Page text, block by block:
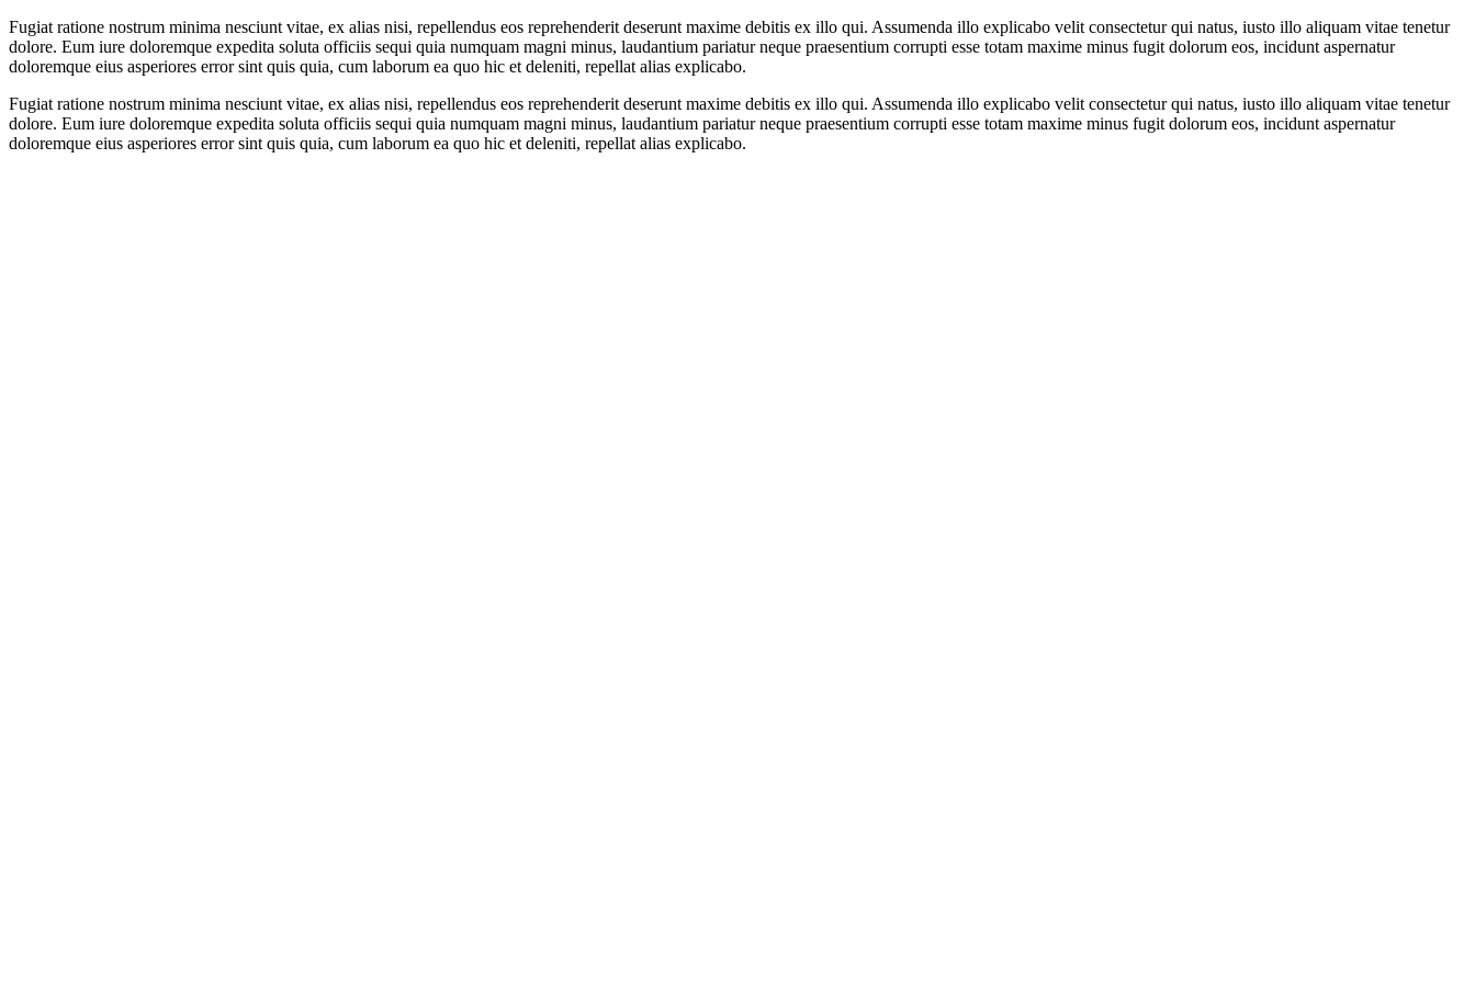
Fugiat ratione nostrum minima nesciunt vitae, ex alias nisi, repellendus eos reprehenderit deserunt maxime debitis ex illo qui. Assumenda illo explicabo velit consectetur qui natus, iusto illo aliquam vitae tenetur
dolore. Eum iure doloremque expedita soluta officiis sequi quia numquam magni minus, laudantium pariatur neque praesentium corrupti esse totam maxime minus fugit dolorum eos, incidunt aspernatur
doloremque eius asperiores error sint quis quia, cum laborum ea quo hic et deleniti, repellat alias explicabo.
Fugiat ratione nostrum minima nesciunt vitae, ex alias nisi, repellendus eos reprehenderit deserunt maxime debitis ex illo qui. Assumenda illo explicabo velit consectetur qui natus, iusto illo aliquam vitae tenetur
dolore. Eum iure doloremque expedita soluta officiis sequi quia numquam magni minus, laudantium pariatur neque praesentium corrupti esse totam maxime minus fugit dolorum eos, incidunt aspernatur
doloremque eius asperiores error sint quis quia, cum laborum ea quo hic et deleniti, repellat alias explicabo.